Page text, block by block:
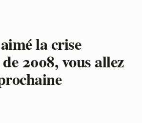
la crise
2008, vous allez